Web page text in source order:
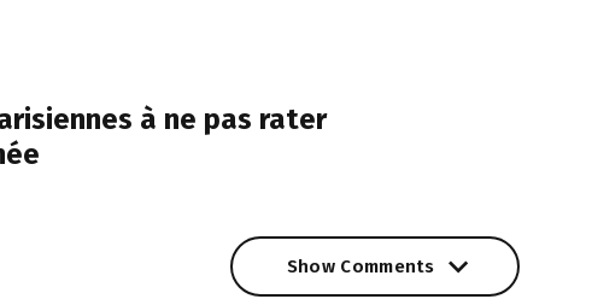
à ne pas rater
Show Comments